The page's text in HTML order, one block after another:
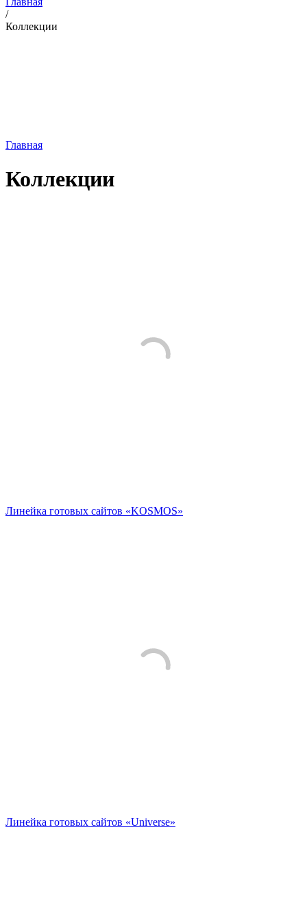
/
Коллекции
Главная
Коллекции
Линейка готовых сайтов «KOSMOS»
Линейка готовых сайтов «Universe»